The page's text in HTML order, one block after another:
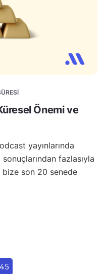
Önemi ve
yayınlarında
fazlasıyla
son 20 senede
45